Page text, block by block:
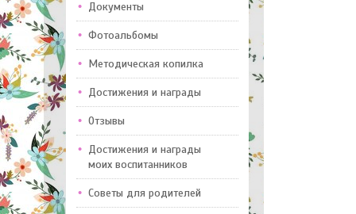
Документы
Фотоальбомы
Методическая копилка
Достижения и награды
Отзывы
Достижения и награды
моих воспитанников
Советы для родителей